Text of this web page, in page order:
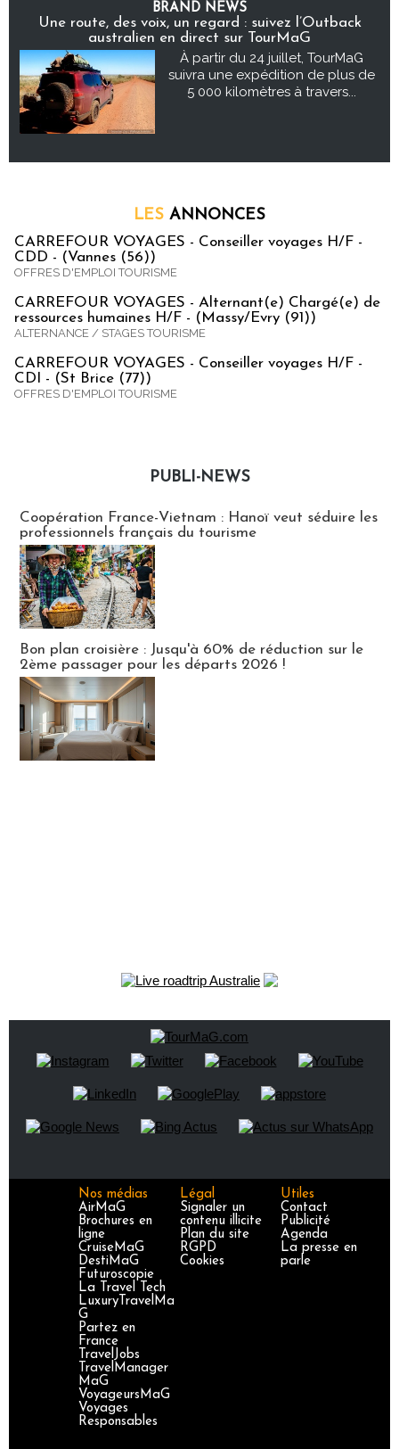
BRAND NEWS
Une route, des voix, un regard : suivez l’Outback
australien en direct sur TourMaG
À partir du 24 juillet, TourMaG
suivra une expédition de plus de
5 000 kilomètres à travers...
LES ANNONCES
CARREFOUR VOYAGES - Conseiller voyages H/F -
CDD - (Vannes (56))
OFFRES D'EMPLOI TOURISME
CARREFOUR VOYAGES - Alternant(e) Chargé(e) de
ressources humaines H/F - (Massy/Evry (91))
ALTERNANCE / STAGES TOURISME
CARREFOUR VOYAGES - Conseiller voyages H/F -
CDI - (St Brice (77))
OFFRES D'EMPLOI TOURISME
PUBLI-NEWS
Coopération France-Vietnam : Hanoï veut séduire les
professionnels français du tourisme
Bon plan croisière : Jusqu'à 60% de réduction sur le
2ème passager pour les départs 2026 !
Nos médias
AirMaG
Brochures en
ligne
CruiseMaG
DestiMaG
Futuroscopie
La Travel Tech
LuxuryTravelMa
G
Partez en
France
TravelJobs
TravelManager
MaG
VoyageursMaG
Voyages
Responsables
Légal
Signaler un
contenu illicite
Plan du site
RGPD
Cookies
Utiles
Contact
Publicité
Agenda
La presse en
parle